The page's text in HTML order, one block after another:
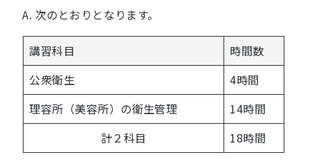
A. 次のとおりとなります。
講習科目
時間数
公衆衛生
4時間
理容所（美容所）の衛生管理
14時間
計２科目
18時間